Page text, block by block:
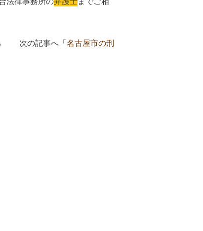
次の記事へ「名古屋市の刑